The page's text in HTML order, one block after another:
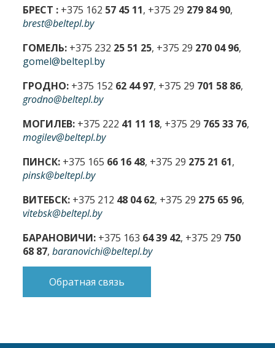
БРЕСТ : +375 162 57 45 11, +375 29 279 84 90,
brest@beltepl.by
ГОМЕЛЬ: +375 232 25 51 25, +375 29 270 04 96,
gomel@beltepl.by
ГРОДНО: +375 152 62 44 97, +375 29 701 58 86,
grodno@beltepl.by
МОГИЛЕВ: +375 222 41 11 18, +375 29 765 33 76,
mogilev@beltepl.by
ПИНСК: +375 165 66 16 48, +375 29 275 21 61,
pinsk@beltepl.by
ВИТЕБСК: +375 212 48 04 62, +375 29 275 65 96,
vitebsk@beltepl.by
БАРАНОВИЧИ: +375 163 64 39 42, +375 29 750
68 87,baranovichi@beltepl.by
Обратная связь